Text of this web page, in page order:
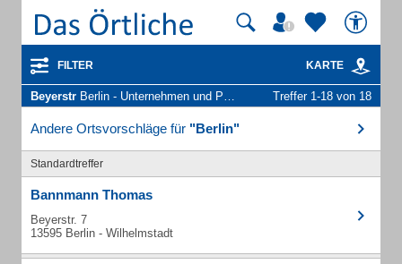
FILTER KARTE
Beyerstr Berlin - Unternehmen und Personen Treffer 1-18 von 18
Andere Ortsvorschläge für "Berlin"
Standardtreffer
Bannmann Thomas
Beyerstr. 7
13595 Berlin - Wilhelmstadt